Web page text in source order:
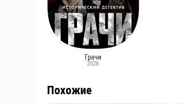
Грачи
2026